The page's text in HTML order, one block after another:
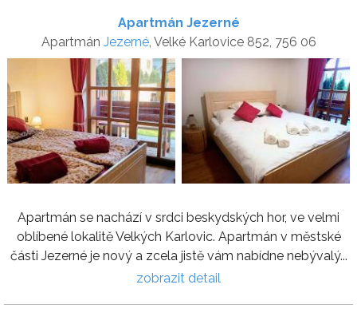
Apartmán Jezerné
Apartmán Jezerné, Velké Karlovice 852, 756 06
Apartmán se nachází v srdci beskydských hor, ve velmi
oblíbené lokalitě Velkých Karlovic. Apartmán v městské
části Jezerné je nový a zcela jistě vám nabídne nebývalý...
zobrazit detail